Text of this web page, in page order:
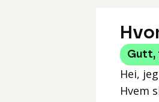
Gutt,
Hei,
Hvem